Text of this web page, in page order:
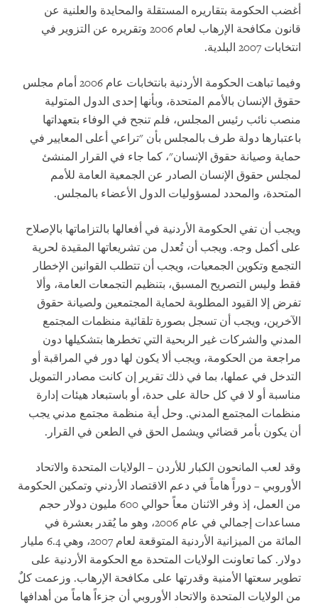
أغضب الحكومة بتقاريره المستقلة والمحايدة والعلنية عن
قانون مكافحة الإرهاب لعام 2006 وتقريره عن التزوير في
انتخابات 2007 البلدية.
وفيما تباهت الحكومة الأردنية بانتخابات عام 2006 أمام مجلس
حقوق الإنسان بالأمم المتحدة، وبأنها إحدى الدول المتولية
منصب نائب رئيس المجلس، فلم تنجح في الوفاء بتعهداتها
باعتبارها دولة طرف بالمجلس بأن "تراعي أعلى المعايير في
حماية وصيانة حقوق الإنسان"، كما جاء في القرار المنشئ
لمجلس حقوق الإنسان الصادر عن الجمعية العامة للأمم
المتحدة، والمحدد لمسؤوليات الدول الأعضاء بالمجلس.
ويجب أن تفي الحكومة الأردنية في أفعالها بالتزاماتها بالإصلاح
على أكمل وجه. ويجب أن تُعدل من تشريعاتها المقيدة لحرية
التجمع وتكوين الجمعيات، ويجب أن تتطلب القوانين الإخطار
فقط وليس التصريح المسبق، بتنظيم التجمعات العامة، وألا
تفرض إلا القيود المطلوبة لحماية المجتمعين ولصيانة حقوق
الآخرين، ويجب أن تسجل بصورة تلقائية منظمات المجتمع
المدني والشركات غير الربحية التي تخطرها بتشكيلها دون
مراجعة من الحكومة، ويجب ألا يكون لها دور في المراقبة أو
التدخل في عملها، بما في ذلك تقرير إن كانت مصادر التمويل
مناسبة أو لا في كل حالة على حدة، أو باستبعاد هيئات إدارة
منظمات المجتمع المدني. وحل أية منظمة مجتمع مدني يجب
أن يكون بأمر قضائي ويشمل الحق في الطعن في القرار.
وقد لعب المانحون الكبار للأردن – الولايات المتحدة والاتحاد
الأوروبي – دوراً هاماً في دعم الاقتصاد الأردني وتمكين الحكومة
من العمل، إذ وفر الاثنان معاً حوالي 600 مليون دولار حجم
مساعدات إجمالي في عام 2006، وهو ما يُقدر بعشرة في
المائة من الميزانية الأردنية المتوقعة لعام 2007، وهي 6.4 مليار
دولار. كما تعاونت الولايات المتحدة مع الحكومة الأردنية على
تطوير سعتها الأمنية وقدرتها على مكافحة الإرهاب. وزعمت كلٌ
من الولايات المتحدة والاتحاد الأوروبي أن جزءاً هاماً من أهدافها